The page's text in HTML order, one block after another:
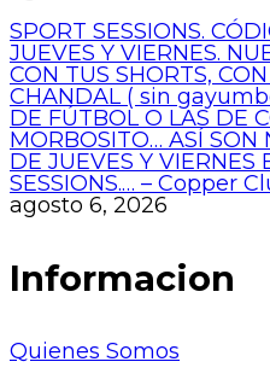
SPORT SESSIONS.
JUEVES Y VIERNES.
CON TUS SHORTS,
CHANDAL ( sin
DE FÚTBOL O LAS DE
MORBOSITO… ASÍ SON
DE JUEVES Y VIERNES
SESSIONS.… – Copper
agosto 6, 2026
Informacion
Quienes Somos